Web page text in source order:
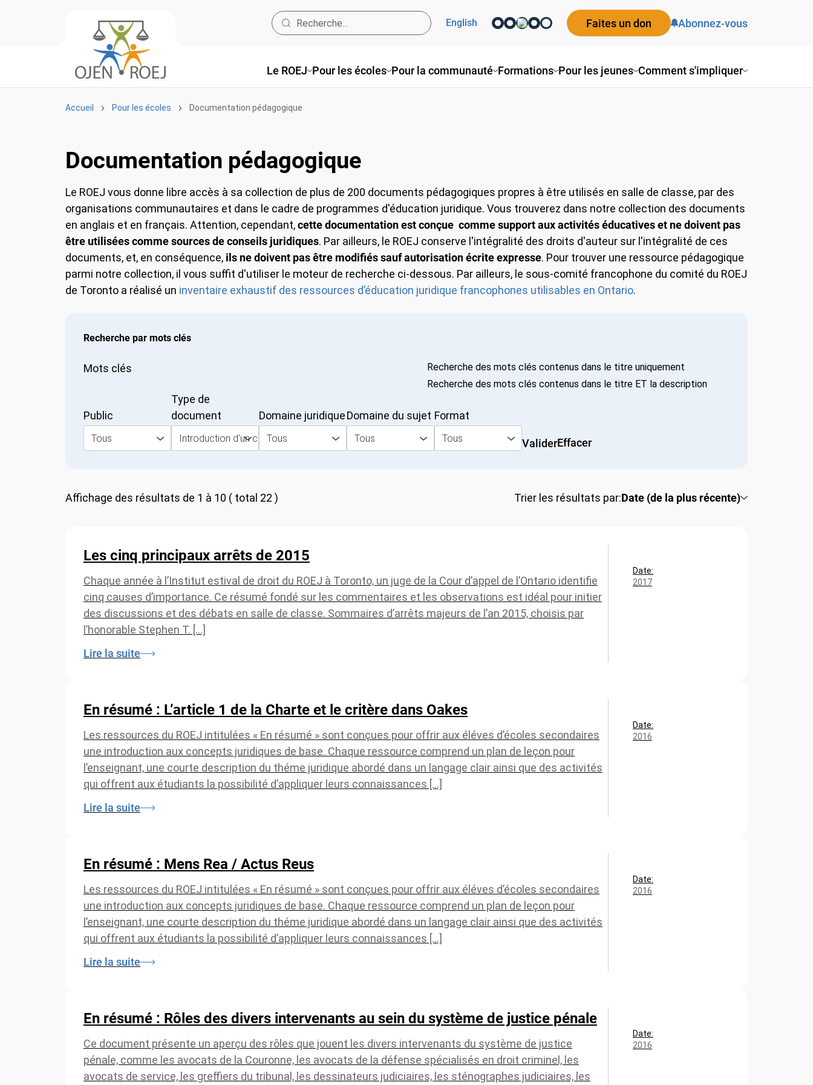
Le ROEJ Pour les écoles Pour la communauté Formations Pour les jeunes Comment s'impliquer
English Faites un don Abonnez-vous
Accueil Pour les écoles Documentation pédagogique
Documentation pédagogique
Le ROEJ vous donne libre accès à sa collection de plus de 200 documents pédagogiques propres à être utilisés en salle de classe, par des
organisations communautaires et dans le cadre de programmes d'éducation juridique. Vous trouverez dans notre collection des documents
en anglais et en français. Attention, cependant,cette documentation est conçue comme support aux activités éducatives et ne doivent pas
être utilisées comme sources de conseils juridiques. Par ailleurs, le ROEJ conserve l'intégralité des droits d'auteur sur l'intégralité de ces
documents, et, en conséquence, ils ne doivent pas être modifiés sauf autorisation écrite expresse. Pour trouver une ressource pédagogique
parmi notre collection, il vous suffit d'utiliser le moteur de recherche ci-dessous. Par ailleurs, le sous-comité francophone du comité du ROEJ
de Toronto a réalisé un inventaire exhaustif des ressources d’éducation juridique francophones utilisables en Ontario.
Recherche par mots clés
Mots clés
Recherche des mots clés contenus dans le titre uniquement
Recherche des mots clés contenus dans le titre ET la description
Public
Tous
Type de
document
Introduction d'un concept juridique
Domaine juridique
Tous
Domaine du sujet
Tous
Format
Tous ValiderEffacer
Affichage des résultats de 1 à 10 ( total 22 ) Trier les résultats par:Date (de la plus récente)
Les cinq principaux arrêts de 2015
Chaque année à l’Institut estival de droit du ROEJ à Toronto, un juge de la Cour d’appel de l’Ontario identifie
cinq causes d’importance. Ce résumé fondé sur les commentaires et les observations est idéal pour initier
des discussions et des débats en salle de classe. Sommaires d’arrêts majeurs de l’an 2015, choisis par
l’honorable Stephen T. […]
Lire la suite
Date:
2017
En résumé : L’article 1 de la Charte et le critère dans Oakes
Les ressources du ROEJ intitulées « En résumé » sont conçues pour offrir aux éléves d’écoles secondaires
une introduction aux concepts juridiques de base. Chaque ressource comprend un plan de leçon pour
l’enseignant, une courte description du théme juridique abordé dans un langage clair ainsi que des activités
qui offrent aux étudiants la possibilité d’appliquer leurs connaissances […]
Lire la suite
Date:
2016
En résumé : Mens Rea / Actus Reus
Les ressources du ROEJ intitulées « En résumé » sont conçues pour offrir aux éléves d’écoles secondaires
une introduction aux concepts juridiques de base. Chaque ressource comprend un plan de leçon pour
l’enseignant, une courte description du théme juridique abordé dans un langage clair ainsi que des activités
qui offrent aux étudiants la possibilité d’appliquer leurs connaissances […]
Lire la suite
Date:
2016
En résumé : Rôles des divers intervenants au sein du système de justice pénale
Ce document présente un aperçu des rôles que jouent les divers intervenants du système de justice
pénale, comme les avocats de la Couronne, les avocats de la défense spécialisés en droit criminel, les
avocats de service, les greffiers du tribunal, les dessinateurs judiciaires, les sténographes judiciaires, les
Date:
2016